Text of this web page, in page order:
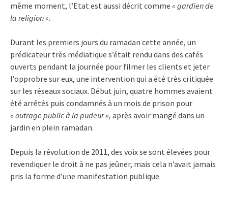
même moment, l’Etat est aussi décrit comme « gardien de
la religion ».
Durant les premiers jours du ramadan cette année, un
prédicateur très médiatique s’était rendu dans des cafés
ouverts pendant la journée pour filmer les clients et jeter
l’opprobre sur eux, une intervention qui a été très critiquée
sur les réseaux sociaux. Début juin, quatre hommes avaient
été arrêtés puis condamnés à un mois de prison pour
« outrage public à la pudeur », après avoir mangé dans un
jardin en plein ramadan.
Depuis la révolution de 2011, des voix se sont élevées pour
revendiquer le droit à ne pas jeûner, mais cela n’avait jamais
pris la forme d’une manifestation publique.